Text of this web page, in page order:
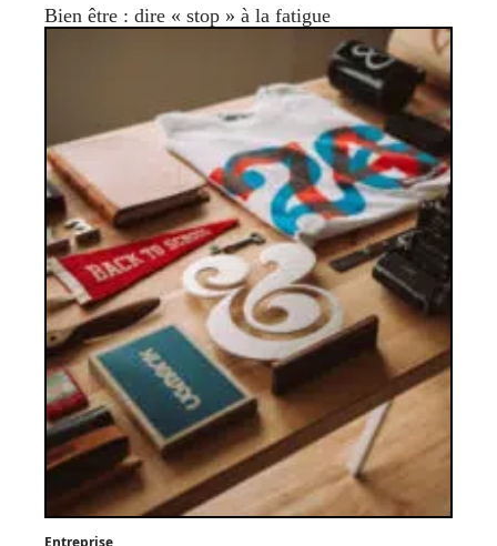
Bien être : dire « stop » à la fatigue